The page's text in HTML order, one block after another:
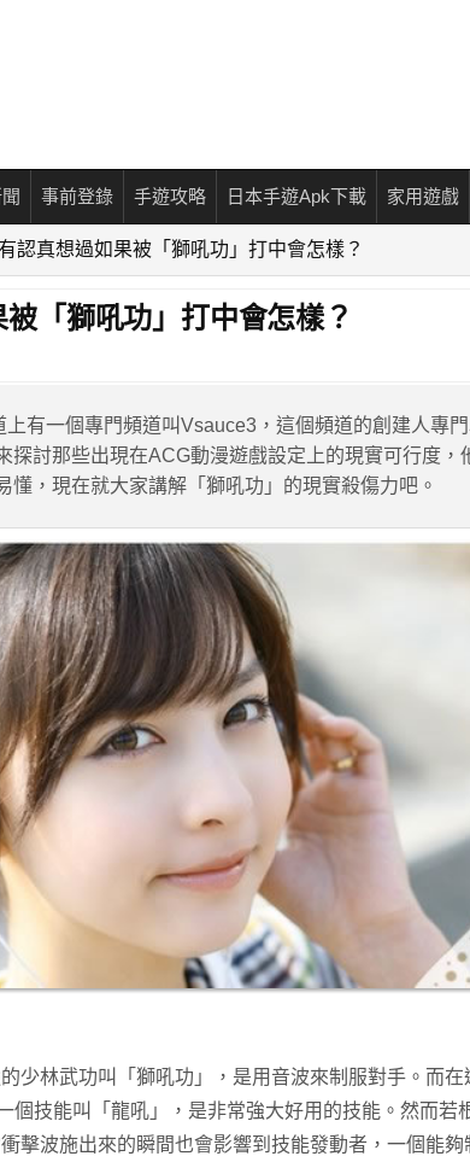
事前登錄 手遊攻略 日本手遊Apk下載 家用遊戲
認真想過如果被「獅吼功」打中會怎樣？
「獅吼功」打中會怎樣？
上有一個專門頻道叫Vsauce3，這個頻道的創建人專
探討那些出現在ACG動漫遊戲設定上的現實可行度，
懂，現在就大家講解「獅吼功」的現實殺傷力吧。
少林武功叫「獅吼功」，是用音波來制服對手。而在
個技能叫「龍吼」，是非常強大好用的技能。然而若
擊波施出來的瞬間也會影響到技能發動者，一個能夠